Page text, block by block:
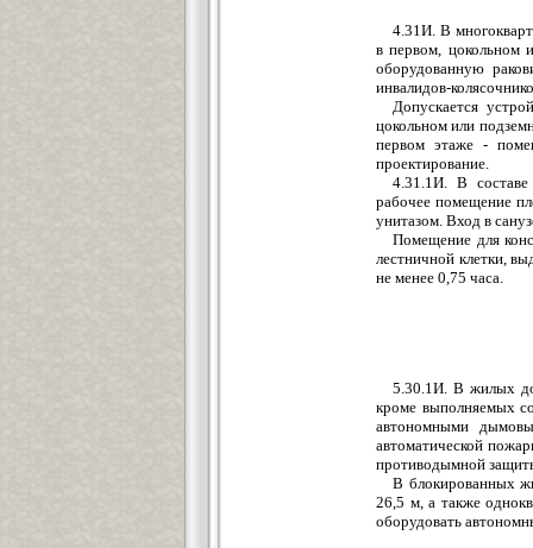
4.31И. В
в первом, цокольном
оборудованную
инвалидов-
Допускается
цокольном или
первом этаже -
проектирование.
4.31.1И. В
рабочее помещение
унитазом. Вход в
Помещение для
лестничной клетки,
не менее 0,75 часа.
5.30.1И. В жилых
кроме выполняемых
автономными
автоматической
противодымной
В блокированных
26,5 м, а также
оборудовать